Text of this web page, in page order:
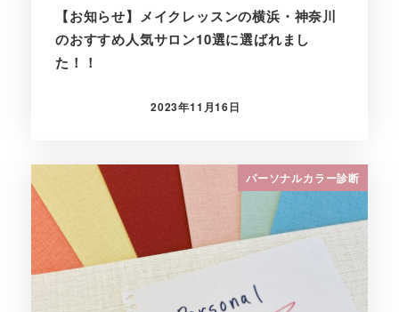
【お知らせ】メイクレッスンの横浜・神奈川
のおすすめ人気サロン10選に選ばれまし
た！！
投稿日
2023年11月16日
パーソナルカラー診断